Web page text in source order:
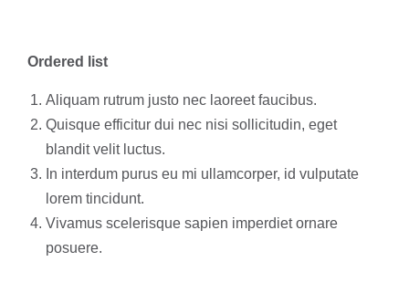
Ordered list
Aliquam rutrum justo nec laoreet faucibus.
Quisque efficitur dui nec nisi sollicitudin, eget
blandit velit luctus.
In interdum purus eu mi ullamcorper, id vulputate
lorem tincidunt.
Vivamus scelerisque sapien imperdiet ornare
posuere.